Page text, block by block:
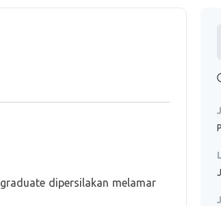
dipersilakan melamar